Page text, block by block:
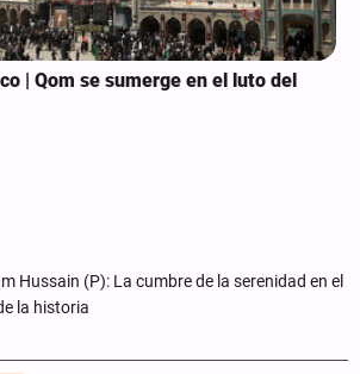
| Qom se sumerge en el luto del
Hussain (P): La cumbre de la serenidad en el
la historia